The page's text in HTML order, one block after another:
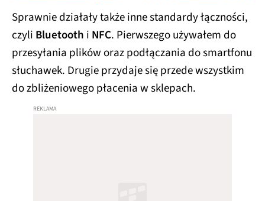
Sprawnie działały także inne standardy łączności,
czyli Bluetooth i NFC. Pierwszego używałem do
przesyłania plików oraz podłączania do smartfonu
słuchawek. Drugie przydaje się przede wszystkim
do zbliżeniowego płacenia w sklepach.